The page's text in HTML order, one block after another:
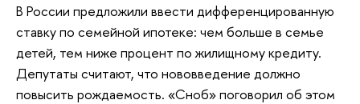
В России предложили ввести дифференцированную
ставку по семейной ипотеке: чем больше в семье
детей, тем ниже процент по жилищному кредиту.
Депутаты считают, что нововведение должно
повысить рождаемость. «Сноб» поговорил об этом